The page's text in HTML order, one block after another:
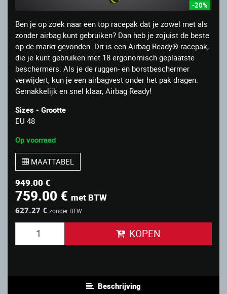
-20%
Ben je op zoek naar een top racepak dat je zowel met als
zonder airbag kunt gebruiken? Dan heb je zojuist de beste
op de markt gevonden. Dit is een Airbag Ready® racepak,
die je kunt gebruiken met 18 ergonomisch geplaatste
beschermers. Als je de ruggen- en borstbeschermer
verwijdert, kun je een airbagvest onder het pak dragen.
Gemakkelijk en snel klaar, Airbag Ready!
Sizes - Grootte
EU 48
Op voorraad
MAATTABEL
949.00 €
759.00 € met BTW
627.27 € zonder BTW
KOPEN
Beschrijving